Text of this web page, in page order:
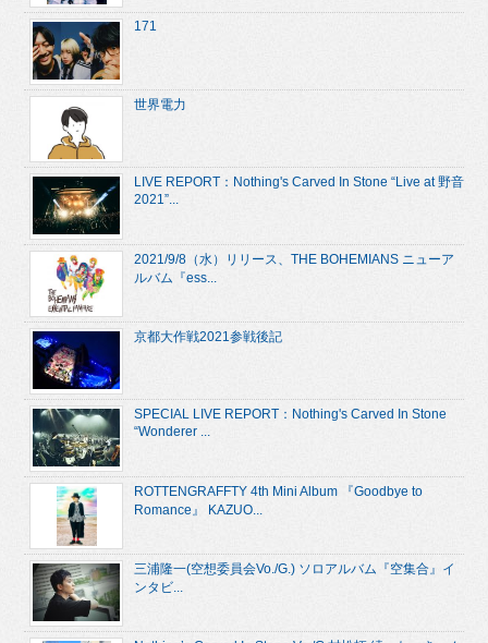
171
世界電力
LIVE REPORT：Nothing's Carved In Stone “Live at 野音
2021”...
2021/9/8（水）リリース、THE BOHEMIANS ニューア
ルバム『ess...
京都大作戦2021参戦後記
SPECIAL LIVE REPORT：Nothing's Carved In Stone
“Wonderer ...
ROTTENGRAFFTY 4th Mini Album 『Goodbye to
Romance』 KAZUO...
三浦隆一(空想委員会Vo./G.) ソロアルバム『空集合』イ
ンタビ...